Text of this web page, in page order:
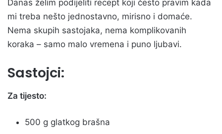
Danas želim podijeliti recept koji često pravim kada
mi treba nešto jednostavno, mirisno i domaće.
Nema skupih sastojaka, nema komplikovanih
koraka – samo malo vremena i puno ljubavi.
Sastojci:
Za tijesto:
500 g glatkog brašna